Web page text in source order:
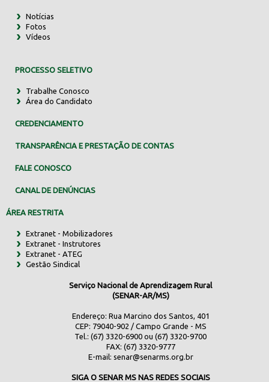
Notícias
Fotos
Vídeos
PROCESSO SELETIVO
Trabalhe Conosco
Área do Candidato
CREDENCIAMENTO
TRANSPARÊNCIA E PRESTAÇÃO DE CONTAS
FALE CONOSCO
CANAL DE DENÚNCIAS
ÁREA RESTRITA
Extranet - Mobilizadores
Extranet - Instrutores
Extranet - ATEG
Gestão Sindical
Serviço Nacional de Aprendizagem Rural
(SENAR-AR/MS)
Endereço: Rua Marcino dos Santos, 401
CEP: 79040-902 / Campo Grande - MS
Tel.: (67) 3320-6900 ou (67) 3320-9700
FAX: (67) 3320-9777
E-mail: senar@senarms.org.br
SIGA O SENAR MS NAS REDES SOCIAIS